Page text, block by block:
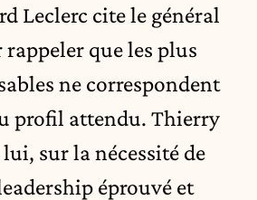
Leclerc cite le général
que les plus
ne correspondent
profil attendu. Thierry
sur la nécessité de
éprouvé et